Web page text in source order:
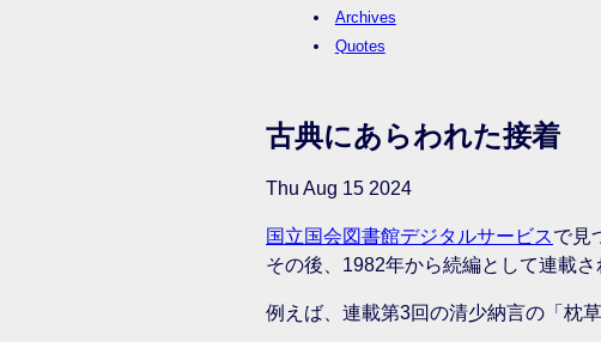
Archives
Quotes
古典にあらわれた接着
Thu Aug 15 2024
国立国会図書館デジタルサービスで見
その後、1982年から続編として連載
例えば、連載第3回の清少納言の「枕